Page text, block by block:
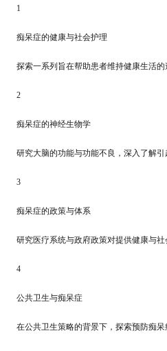
1
痴呆症的健康与社会护理
探索一系列旨在帮助患者维持健康生活的
2
痴呆症的神经生物学
研究大脑的功能与功能不良，深入了解
3
痴呆症的政策与体系
研究医疗系统与政府政策对提供健康与社
4
公共卫生与痴呆症
在公共卫生策略的背景下，探索预防痴呆